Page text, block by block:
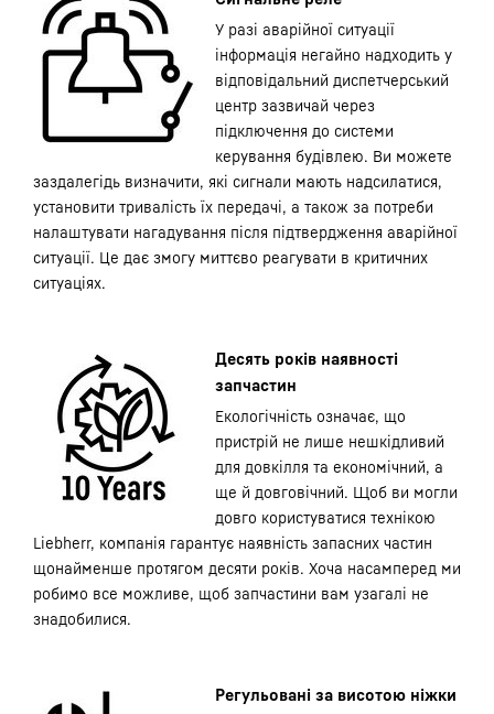
У разі аварійної ситуації
інформація негайно надходить у
відповідальний диспетчерський
центр зазвичай через
підключення до системи
керування будівлею. Ви можете
заздалегідь визначити, які сигнали мають надсилатися,
установити тривалість їх передачі, а також за потреби
налаштувати нагадування після підтвердження аварійної
ситуації. Це дає змогу миттєво реагувати в критичних
ситуаціях.
Десять років наявності
запчастин
Екологічність означає, що
пристрій не лише нешкідливий
для довкілля та економічний, а
ще й довговічний. Щоб ви могли
довго користуватися технікою
Liebherr, компанія гарантує наявність запасних частин
щонайменше протягом десяти років. Хоча насамперед ми
робимо все можливе, щоб запчастини вам узагалі не
знадобилися.
Регульовані за висотою ніжки